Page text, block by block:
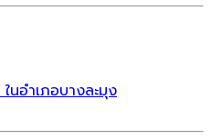
นอำเภอบางละมุง